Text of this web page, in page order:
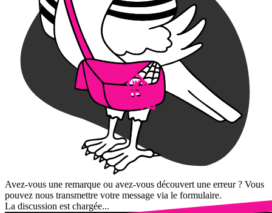
Avez-vous une remarque ou avez-vous découvert une erreur ? Vous
pouvez nous transmettre votre message via le formulaire.
La discussion est chargée...